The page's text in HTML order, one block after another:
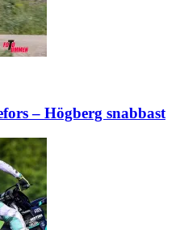
– Högberg snabbast